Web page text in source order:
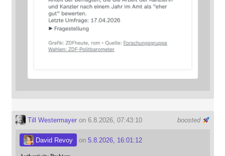
boosted
Till Westermayeron 6.8.2026, 07:43:10
David Revoy on 5.8.2026, 16:01:12